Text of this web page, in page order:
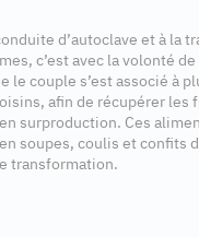
d’autoclave et à la
c’est avec la volonté
le couple s’est associé à
afin de récupérer les
surproduction. Ces
soupes, coulis et confits
transformation.